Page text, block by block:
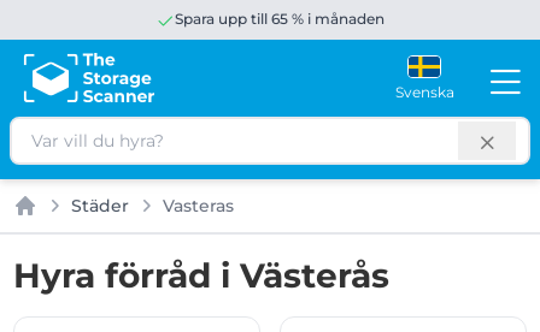
Spara upp till 65 % i månaden
Svenska
Sök
Hem
Städer Vasteras
Hyra förråd i Västerås